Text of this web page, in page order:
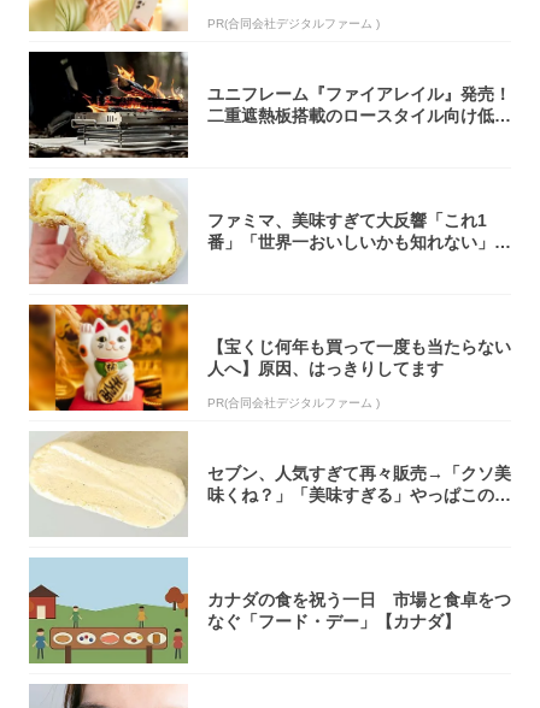
PR(合同会社デジタルファーム )
ユニフレーム『ファイアレイル』発売！
二重遮熱板搭載のロースタイル向け低型
ファミマ、美味すぎて大反響「これ1
番」「世界一おいしいかも知れない」
【宝くじ何年も買って一度も当たらない
人へ】原因、はっきりしてます
PR(合同会社デジタルファーム )
セブン、人気すぎて再々販売→「クソ美
味くね？」「美味すぎる」やっぱこのク
カナダの食を祝う一日 市場と食卓をつ
なぐ「フード・デー」【カナダ】